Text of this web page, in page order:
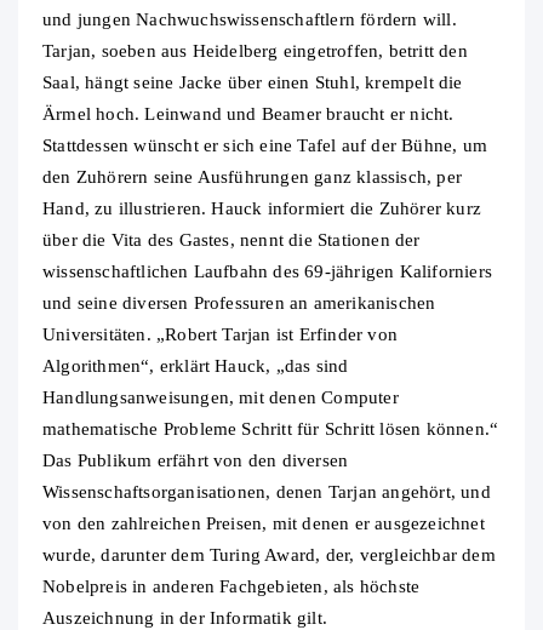
und jungen Nachwuchswissenschaftlern fördern will.
Tarjan, soeben aus Heidelberg eingetroffen, betritt den
Saal, hängt seine Jacke über einen Stuhl, krempelt die
Ärmel hoch. Leinwand und Beamer braucht er nicht.
Stattdessen wünscht er sich eine Tafel auf der Bühne, um
den Zuhörern seine Ausführungen ganz klassisch, per
Hand, zu illustrieren. Hauck informiert die Zuhörer kurz
über die Vita des Gastes, nennt die Stationen der
wissenschaftlichen Laufbahn des 69-jährigen Kaliforniers
und seine diversen Professuren an amerikanischen
Universitäten. „Robert Tarjan ist Erfinder von
Algorithmen“, erklärt Hauck, „das sind
Handlungsanweisungen, mit denen Computer
mathematische Probleme Schritt für Schritt lösen können.“
Das Publikum erfährt von den diversen
Wissenschaftsorganisationen, denen Tarjan angehört, und
von den zahlreichen Preisen, mit denen er ausgezeichnet
wurde, darunter dem Turing Award, der, vergleichbar dem
Nobelpreis in anderen Fachgebieten, als höchste
Auszeichnung in der Informatik gilt.